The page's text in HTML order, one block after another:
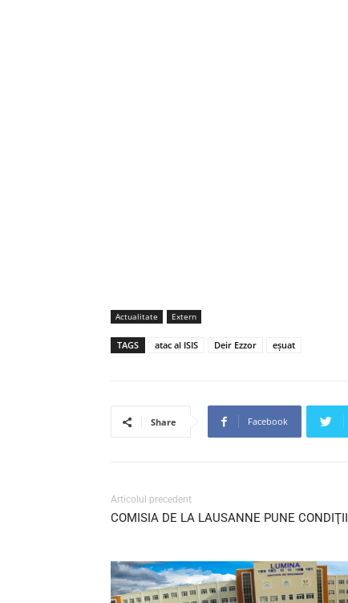
Actualitate Extern
TAGS atac al ISIS Deir Ezzor eșuat
Share Facebook
Articolul precedent
COMISIA DE LA LAUSANNE PUNE CONDIŢII